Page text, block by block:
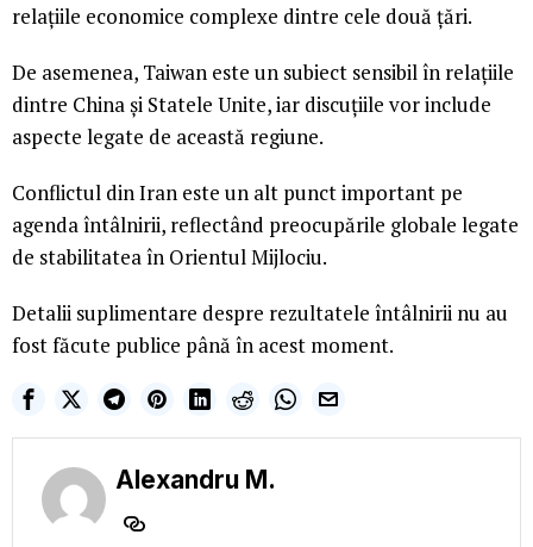
relațiile economice complexe dintre cele două țări.
De asemenea, Taiwan este un subiect sensibil în relațiile
dintre China și Statele Unite, iar discuțiile vor include
aspecte legate de această regiune.
Conflictul din Iran este un alt punct important pe
agenda întâlnirii, reflectând preocupările globale legate
de stabilitatea în Orientul Mijlociu.
Detalii suplimentare despre rezultatele întâlnirii nu au
fost făcute publice până în acest moment.
Alexandru M.